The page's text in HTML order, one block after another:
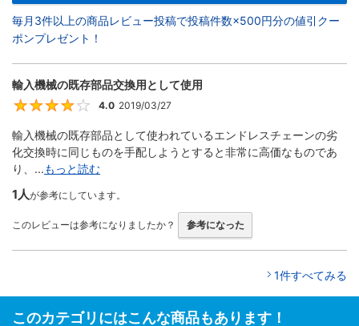
毎月3件以上の商品レビュー投稿で投稿件数×500円分の値引クー
ポンプレゼント！
輸入機械の既存部品交換用として使用
4
4.0 2019/03/27
輸入機械の既存部品として使われているエンドレスチェーンの劣
化交換時に同じものを手配しようとすると非常に高価なものであ
り、...もっと読む
1人が参考にしています。
このレビューは参考になりましたか？ 参考になった
1件すべてみる
このカテゴリにはこんな商品もあります！